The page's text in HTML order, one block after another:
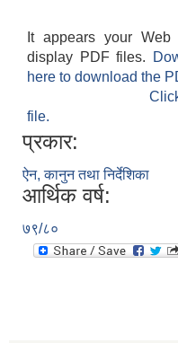
It appears your
display PDF files.
here to download the
file.
प्रकार:
ऐन, कानुन तथा निर्देशिका
आर्थिक वर्ष:
७९/८०